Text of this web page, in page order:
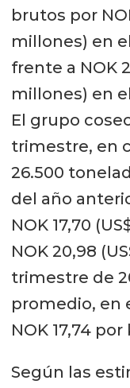
brutos por
millones) en
frente a NOK
millones) en
El grupo
trimestre, en
26.500
del año
NOK 17,70
NOK 20,98
trimestre de
promedio, en
NOK 17,74 por
Según las